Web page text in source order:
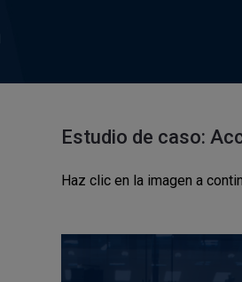
Estudio de caso:
Haz clic en la imagen a